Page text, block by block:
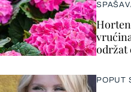
održat
POPUT